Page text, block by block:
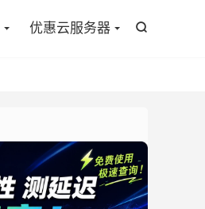

优惠云服务器